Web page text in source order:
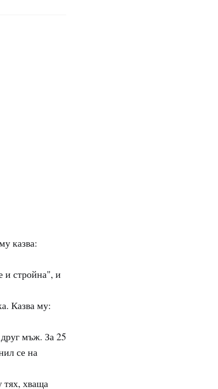
казва:
и стройна", и
Казва му:
мъж. За 25
се на
тях, хваща